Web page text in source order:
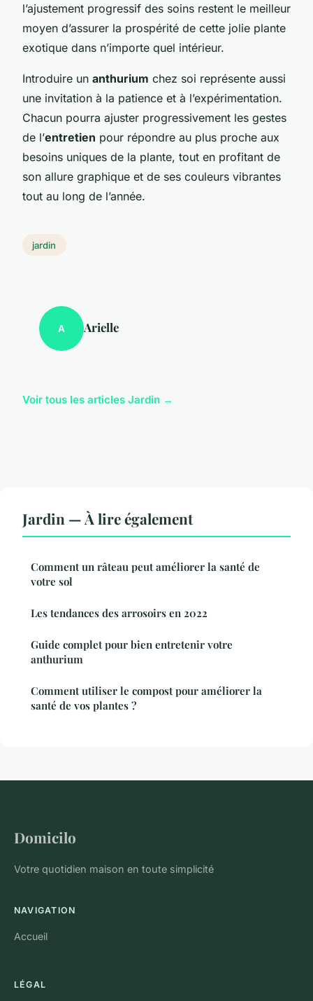
l’ajustement progressif des soins restent le meilleur
moyen d’assurer la prospérité de cette jolie plante
exotique dans n’importe quel intérieur.
Introduire un anthurium chez soi représente aussi
une invitation à la patience et à l’expérimentation.
Chacun pourra ajuster progressivement les gestes
de l’entretien pour répondre au plus proche aux
besoins uniques de la plante, tout en profitant de
son allure graphique et de ses couleurs vibrantes
tout au long de l’année.
jardin
A Arielle
Voir tous les articles Jardin →
Jardin — À lire également
Comment un râteau peut améliorer la santé de
votre sol
Les tendances des arrosoirs en 2022
Guide complet pour bien entretenir votre
anthurium
Comment utiliser le compost pour améliorer la
santé de vos plantes ?
Domicilo
Votre quotidien maison en toute simplicité
NAVIGATION
Accueil
LÉGAL